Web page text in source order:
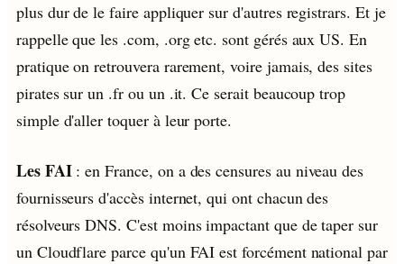
plus dur de le faire appliquer sur d'autres registrars. Et je
rappelle que les .com, .org etc. sont gérés aux US. En
pratique on retrouvera rarement, voire jamais, des sites
pirates sur un .fr ou un .it. Ce serait beaucoup trop
simple d'aller toquer à leur porte.
Les FAI: en France, on a des censures au niveau des
fournisseurs d'accès internet, qui ont chacun des
résolveurs DNS. C'est moins impactant que de taper sur
un Cloudflare parce qu'un FAI est forcément national par